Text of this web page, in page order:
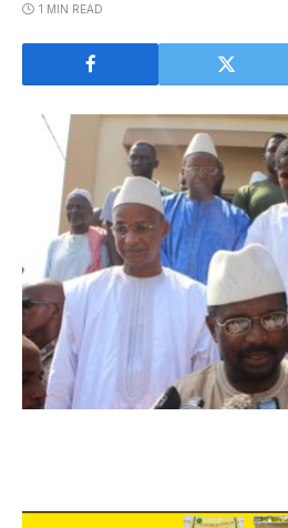
1 MIN READ